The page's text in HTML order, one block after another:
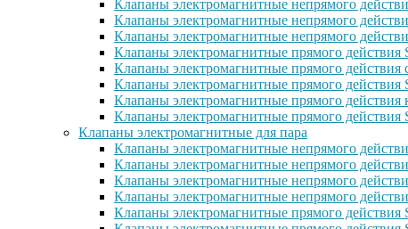
Клапаны электромагнитные непрямого
Клапаны электромагнитные непрямого
Клапаны электромагнитные непрямого
Клапаны электромагнитные прямого действия
Клапаны электромагнитные прямого
Клапаны электромагнитные прямого
Клапаны электромагнитные прямого дейcтвия
Клапаны электромагнитные прямого действия
Клапаны электромагнитные для пара
Клапаны электромагнитные непрямого
Клапаны электромагнитные непрямого
Клапаны электромагнитные непрямого
Клапаны электромагнитные непрямого
Клапаны электромагнитные прямого действия